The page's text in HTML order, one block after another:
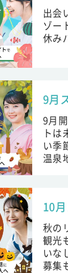
出会
ゾー
休み
9月
9月
トは
い季
温泉
10
秋の
観光
いな
募集